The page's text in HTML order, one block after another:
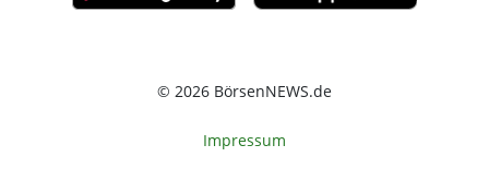
© 2026 BörsenNEWS.de
Impressum